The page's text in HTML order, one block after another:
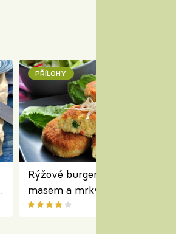
PŘÍLOHY
Rýžové burgery s kuřecím
masem a mrkví podávané se
salátem – lehká a chutná